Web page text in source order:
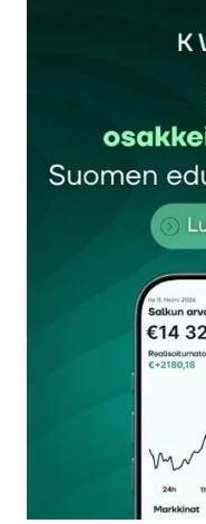
kentät on merkitty*
Kommentti*
Nimesi tai